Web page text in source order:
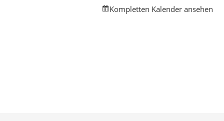
Kompletten Kalender ansehen